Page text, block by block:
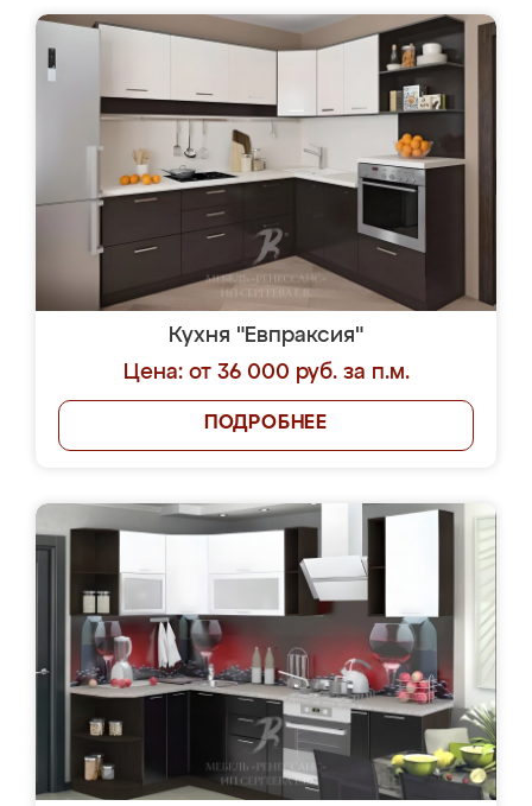
Кухня "Евпраксия"
Цена: от 36 000 руб. за п.м.
ПОДРОБНЕЕ